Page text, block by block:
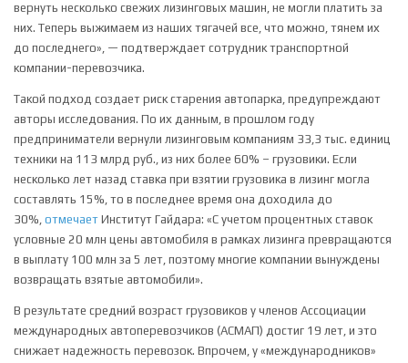
вернуть несколько свежих лизинговых машин, не могли платить за
них. Теперь выжимаем из наших тягачей все, что можно, тянем их
до последнего», — подтверждает сотрудник транспортной
компании-перевозчика.
Такой подход создает риск старения автопарка, предупреждают
авторы исследования. По их данным, в прошлом году
предприниматели вернули лизинговым компаниям 33,3 тыс. единиц
техники на 113 млрд руб., из них более 60% – грузовики. Если
несколько лет назад ставка при взятии грузовика в лизинг могла
составлять 15%, то в последнее время она доходила до
30%, отмечает Институт Гайдара: «С учетом процентных ставок
условные 20 млн цены автомобиля в рамках лизинга превращаются
в выплату 100 млн за 5 лет, поэтому многие компании вынуждены
возвращать взятые автомобили».
В результате средний возраст грузовиков у членов Ассоциации
международных автоперевозчиков (АСМАП) достиг 19 лет, и это
снижает надежность перевозок. Впрочем, у «международников»